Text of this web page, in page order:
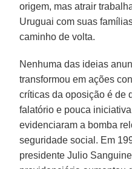
origem, mas atrair
Uruguai com suas
caminho de volta.
Nenhuma das ideias
transformou em ações
críticas da oposição é de
falatório e pouca
evidenciaram a bomba
seguridade social. Em
presidente Julio